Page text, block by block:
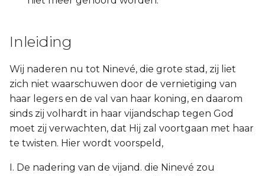
Inleiding
Wij naderen nu tot Ninevé, die grote stad, zij liet
zich niet waarschuwen door de vernietiging van
haar legers en de val van haar koning, en daarom
sinds zij volhardt in haar vijandschap tegen God
moet zij verwachten, dat Hij zal voortgaan met haar
te twisten. Hier wordt voorspeld,
I. De nadering van de vijand. die Ninevé zou